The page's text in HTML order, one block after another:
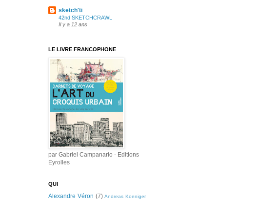
sketch'ti
42nd SKETCHCRAWL
Il y a 12 ans
LE LIVRE FRANCOPHONE
par Gabriel Campanario - Editions
Eyrolles
QUI
Alexandre Véron (7) Andreas Koeniger